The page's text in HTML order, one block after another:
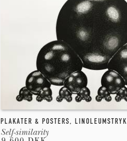
PLAKATER & POSTERS, LINOLEUMSTRYK
Self-similarity